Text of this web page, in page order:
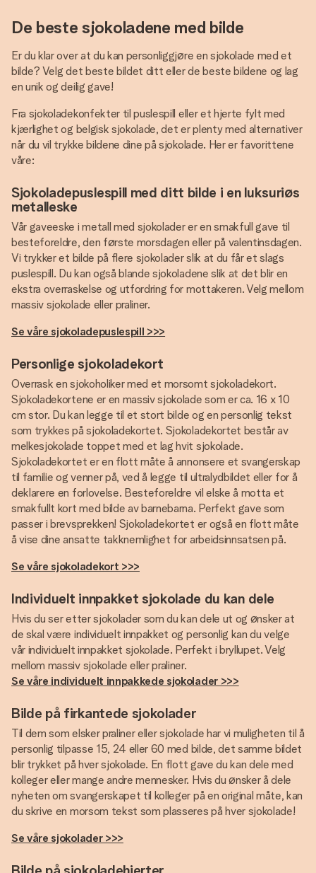
De beste sjokoladene med bilde
Er du klar over at du kan personliggjøre en sjokolade med et
bilde? Velg det beste bildet ditt eller de beste bildene og lag
en unik og deilig gave!
Fra sjokoladekonfekter til puslespill eller et hjerte fylt med
kjærlighet og belgisk sjokolade, det er plenty med alternativer
når du vil trykke bildene dine på sjokolade. Her er favorittene
våre:
Sjokoladepuslespill med ditt bilde i en luksuriøs
metalleske
Vår gaveeske i metall med sjokolader er en smakfull gave til
besteforeldre, den første morsdagen eller på valentinsdagen.
Vi trykker et bilde på flere sjokolader slik at du får et slags
puslespill. Du kan også blande sjokoladene slik at det blir en
ekstra overraskelse og utfordring for mottakeren. Velg mellom
massiv sjokolade eller praliner.
Se våre sjokoladepuslespill >>>
Personlige sjokoladekort
Overrask en sjokoholiker med et morsomt sjokoladekort.
Sjokoladekortene er en massiv sjokolade som er ca. 16 x 10
cm stor. Du kan legge til et stort bilde og en personlig tekst
som trykkes på sjokoladekortet. Sjokoladekortet består av
melkesjokolade toppet med et lag hvit sjokolade.
Sjokoladekortet er en flott måte å annonsere et svangerskap
til familie og venner på, ved å legge til ultralydbildet eller for å
deklarere en forlovelse. Besteforeldre vil elske å motta et
smakfullt kort med bilde av barnebarna. Perfekt gave som
passer i brevsprekken! Sjokoladekortet er også en flott måte
å vise dine ansatte takknemlighet for arbeidsinnsatsen på.
Se våre sjokoladekort >>>
Individuelt innpakket sjokolade du kan dele
Hvis du ser etter sjokolader som du kan dele ut og ønsker at
de skal være individuelt innpakket og personlig kan du velge
vår individuelt innpakket sjokolade. Perfekt i bryllupet. Velg
Se våre individuelt innpakkede sjokolader >>>
Bilde på firkantede sjokolader
Til dem som elsker praliner eller sjokolade har vi muligheten til å
personlig tilpasse 15, 24 eller 60 med bilde, det samme bildet
blir trykket på hver sjokolade. En flott gave du kan dele med
kolleger eller mange andre mennesker. Hvis du ønsker å dele
nyheten om svangerskapet til kolleger på en original måte, kan
du skrive en morsom tekst som plasseres på hver sjokolade!
Se våre sjokolader >>>